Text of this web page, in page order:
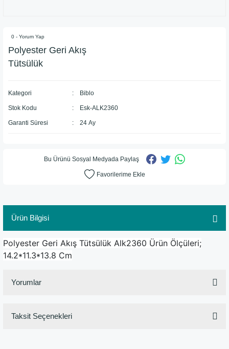
0 - Yorum Yap
Polyester Geri Akış
Tütsülük
Kategori Biblo
Stok Kodu Esk-ALK2360
Garanti Süresi 24 Ay
Bu Ürünü Sosyal Medyada Paylaş
Ürün Bilgisi
Polyester Geri Akış Tütsülük Alk2360 Ürün Ölçüleri;
14.2*11.3*13.8 Cm
Yorumlar
Taksit Seçenekleri